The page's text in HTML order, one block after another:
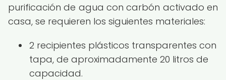
purificación de agua con carbón activado en
casa, se requieren los siguientes materiales:
2 recipientes plásticos transparentes con
tapa, de aproximadamente 20 litros de
capacidad.